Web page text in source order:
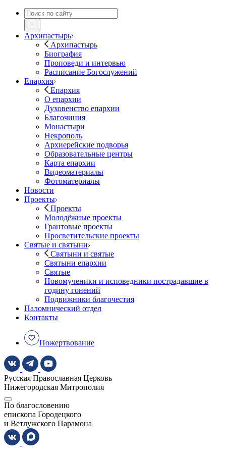
Архипастырь
Архипастырь
Биография
Проповеди и интервью
Расписание Богослужений
Епархия
Епархия
О епархии
Духовенство епархии
Благочиния
Монастыри
Некрополь
Архиерейские подворья
Образовательные центры
Карта епархии
Видеоматериалы
Фотоматериалы
Новости
Проекты
Проекты
Молодёжные проекты
Грантовые проекты
Просветительские проекты
Святые и святыни
Святыни и святые
Святыни епархии
Святые
Новомученики и исповедники пострадавшие в
годину гонений
Подвижники благочестия
Паломнический отдел
Контакты
Пожертвование
Русская Православная Церковь
Нижегородская Митрополия
По благословению
епископа Городецкого
и Ветлужского Парамона